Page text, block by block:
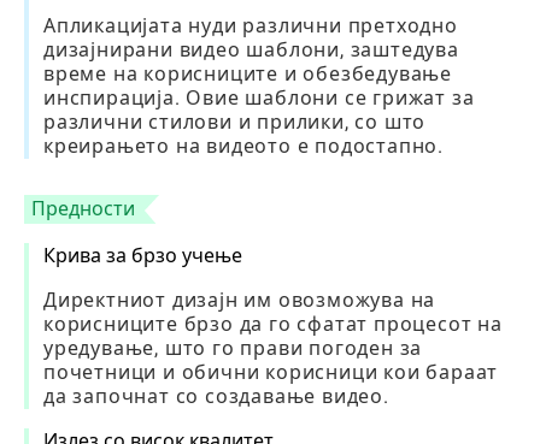
Апликацијата нуди различни претходно
дизајнирани видео шаблони, заштедува
време на корисниците и обезбедување
инспирација. Овие шаблони се грижат за
различни стилови и прилики, со што
креирањето на видеото е подостапно.
Предности
Крива за брзо учење
Директниот дизајн им овозможува на
корисниците брзо да го сфатат процесот на
уредување, што го прави погоден за
почетници и обични корисници кои бараат
да започнат со создавање видео.